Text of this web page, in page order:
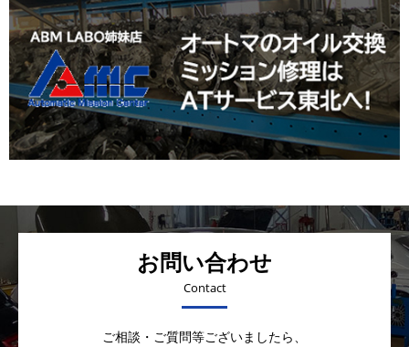
お問い合わせ
Contact
ご相談・ご質問等ございましたら、